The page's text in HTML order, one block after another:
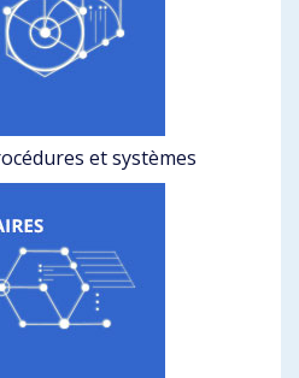
et systèmes